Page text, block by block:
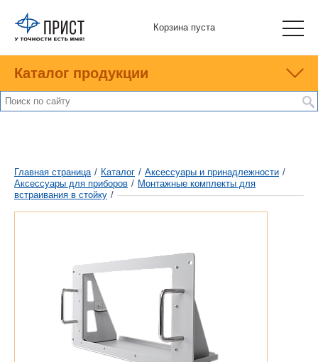
Корзина пуста
Каталог продукции
Главная страница / Каталог / Аксессуары и принадлежности /
Аксесcуары для приборов / Монтажные комплекты для
встраивания в стойку /